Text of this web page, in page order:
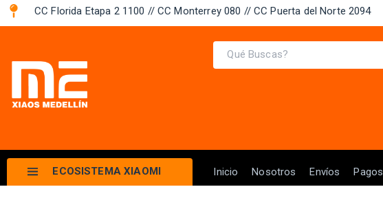
CC Florida Etapa 2 1100 // CC Monterrey 080 // CC Puerta del Norte 2094 ​
ECOSISTEMA XIAOMI Inicio Nosotros Envíos Pagos